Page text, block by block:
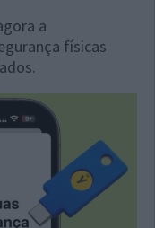
a
físicas